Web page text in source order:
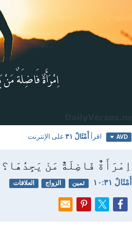
AVD اقرأأَمْثَالٌ ٣١ على الإنترنت
اِمْرَأَةٌ فَاضِلَةٌ مَنْ
أَمْثَالٌ ٣١:‏١٠ ثمين الزواج العلاقات